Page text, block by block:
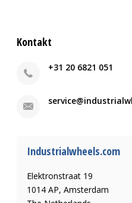
Kontakt
+31 20 6821 051
Industrialwheels.com
Elektronstraat 19
1014 AP, Amsterdam